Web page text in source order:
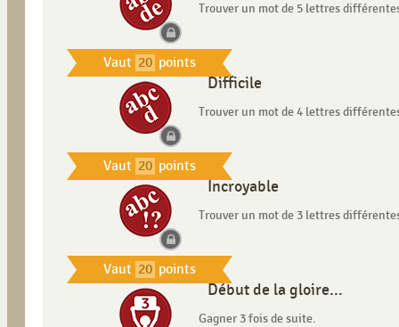
Vaut 20 points
Trouver un mot de 5 lettres
Vaut 20 points
Difficile
Trouver un mot de 4 lettres
Vaut 20 points
Incroyable
Trouver un mot de 3 lettres
Début de la gloire...
Gagner 3 fois de suite.